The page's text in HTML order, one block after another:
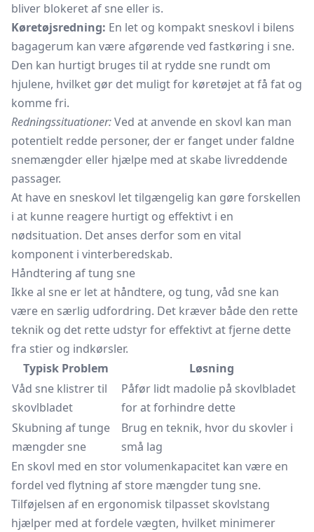
bliver blokeret af sne eller is.
Køretøjsredning: En let og kompakt sneskovl i bilens
bagagerum kan være afgørende ved fastkøring i sne.
Den kan hurtigt bruges til at rydde sne rundt om
hjulene, hvilket gør det muligt for køretøjet at få fat og
komme fri.
Redningssituationer:Ved at anvende en skovl kan man
potentielt redde personer, der er fanget under faldne
snemængder eller hjælpe med at skabe livreddende
passager.
At have en sneskovl let tilgængelig kan gøre forskellen
i at kunne reagere hurtigt og effektivt i en
nødsituation. Det anses derfor som en vital
komponent i vinterberedskab.
Håndtering af tung sne
Ikke al sne er let at håndtere, og tung, våd sne kan
være en særlig udfordring. Det kræver både den rette
teknik og det rette udstyr for effektivt at fjerne dette
fra stier og indkørsler.
Typisk Problem
Løsning
Våd sne klistrer til
skovlbladet
Påfør lidt madolie på skovlbladet
for at forhindre dette
Skubning af tunge
mængder sne
Brug en teknik, hvor du skovler i
små lag
En skovl med en stor volumenkapacitet kan være en
fordel ved flytning af store mængder tung sne.
Tilføjelsen af en ergonomisk tilpasset skovlstang
hjælper med at fordele vægten, hvilket minimerer